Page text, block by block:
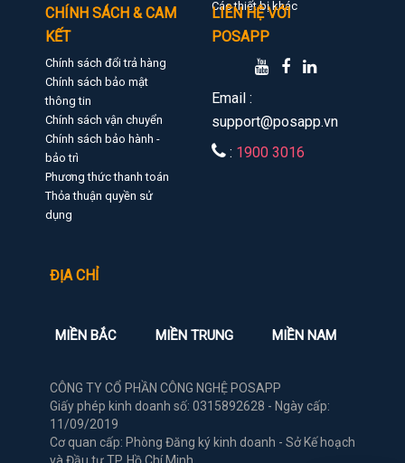
Các thiết bị khác
CHÍNH SÁCH & CAM
KẾT
Chính sách đổi trả hàng
Chính sách bảo mật
thông tin
Chính sách vận chuyển
Chính sách bảo hành -
bảo trì
Phương thức thanh toán
Thỏa thuận quyền sử
dụng
LIÊN HỆ VỚI
POSAPP
Email :
support@posapp.vn
: 1900 3016
ĐỊA CHỈ
MIỀN BẮC MIỀN TRUNG MIỀN NAM
CÔNG TY CỔ PHẦN CÔNG NGHỆ POSAPP
Giấy phép kinh doanh số: 0315892628 - Ngày cấp:
11/09/2019
Cơ quan cấp: Phòng Đăng ký kinh doanh - Sở Kế hoạch